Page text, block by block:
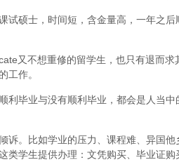
试硕士，时间短，含金量高，一年之
又不想重修的留学生，也只有退而
工作。
毕业与没有顺利毕业，都会是人当
。比如学业的压力、课程难、异国
学生提供办理：文凭购买、毕业证购